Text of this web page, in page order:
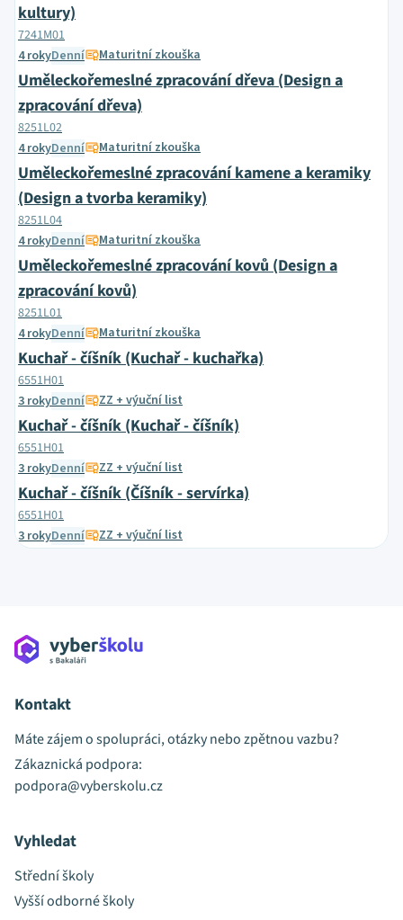
kultury)
7241M01
4 rokyDenní Maturitní zkouška
Uměleckořemeslné zpracování dřeva (Design a
zpracování dřeva)
8251L02
4 rokyDenní Maturitní zkouška
Uměleckořemeslné zpracování kamene a keramiky
(Design a tvorba keramiky)
8251L04
4 rokyDenní Maturitní zkouška
Uměleckořemeslné zpracování kovů (Design a
zpracování kovů)
8251L01
4 rokyDenní Maturitní zkouška
Kuchař - číšník (Kuchař - kuchařka)
6551H01
3 rokyDenní ZZ + výuční list
Kuchař - číšník (Kuchař - číšník)
6551H01
3 rokyDenní ZZ + výuční list
Kuchař - číšník (Číšník - servírka)
6551H01
3 rokyDenní ZZ + výuční list
Kontakt
Máte zájem o spolupráci, otázky nebo zpětnou vazbu?
Zákaznická podpora:
podpora@vyberskolu.cz
Vyhledat
Střední školy
Vyšší odborné školy